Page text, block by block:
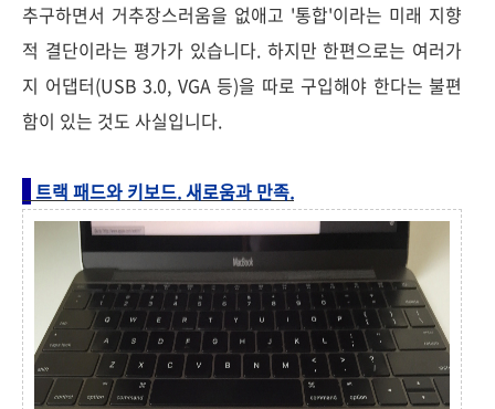
추구하면서 거추장스러움을 없애고 '통합'이라는 미래 지향
적 결단이라는 평가가 있습니다. 하지만 한편으로는 여러가
지 어댑터(USB 3.0, VGA 등)을 따로 구입해야 한다는 불편
함이 있는 것도 사실입니다.
트랙 패드와 키보드. 새로움과 만족.